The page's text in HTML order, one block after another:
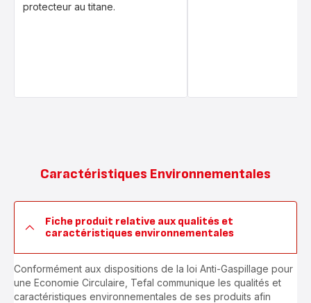
protecteur au titane.
Caractéristiques Environnementales
Fiche produit relative aux qualités et
caractéristiques environnementales
Conformément aux dispositions de la loi Anti-Gaspillage pour
une Economie Circulaire, Tefal communique les qualités et
caractéristiques environnementales de ses produits afin